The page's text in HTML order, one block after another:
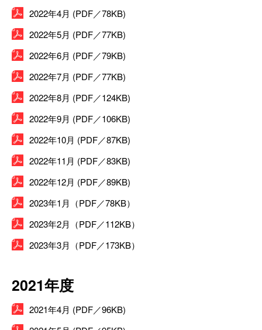
2022年4月 (PDF／78KB)
2022年5月 (PDF／77KB)
2022年6月 (PDF／79KB)
2022年7月 (PDF／77KB)
2022年8月 (PDF／124KB)
2022年9月 (PDF／106KB)
2022年10月 (PDF／87KB)
2022年11月 (PDF／83KB)
2022年12月 (PDF／89KB)
2023年1月（PDF／78KB）
2023年2月（PDF／112KB）
2023年3月（PDF／173KB）
2021年度
2021年4月 (PDF／96KB)